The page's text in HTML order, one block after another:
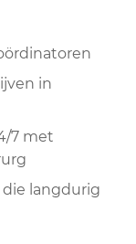
in
7 met
langdurig